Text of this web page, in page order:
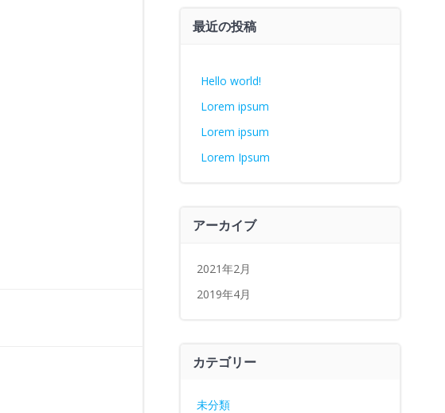
最近の投稿
Hello world!
Lorem ipsum
Lorem ipsum
Lorem Ipsum
アーカイブ
2021年2月
2019年4月
カテゴリー
未分類